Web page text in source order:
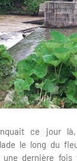
ce jour
le long du
dernière fois